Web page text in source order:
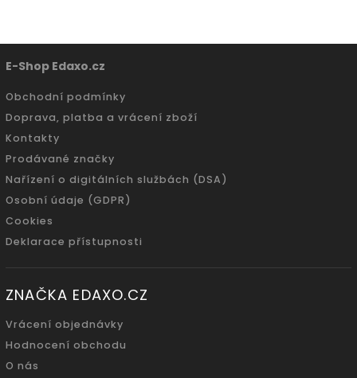
E-Shop Edaxo.cz
Obchodní podmínky
Doprava, platba a vrácení zboží
Kontakty
Prodávané značky
Nařízení o digitálních službách (DSA)
Osobní údaje (GDPR)
Cookies
Deklarace přístupnosti
ZNAČKA EDAXO.CZ
Vrácení objednávky
Hodnocení obchodu
O nás